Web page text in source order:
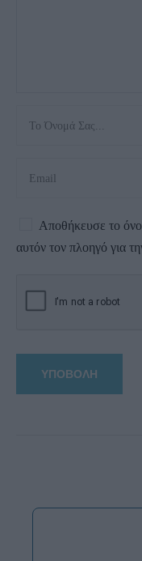
Αποθήκευσε το
αυτόν τον πλοηγό για